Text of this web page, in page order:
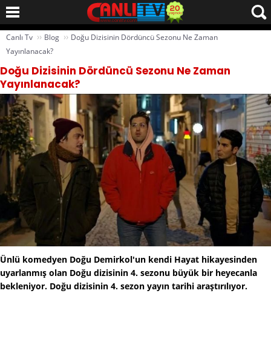
Canlı Tv ›› Blog ›› Doğu Dizisinin Dördüncü Sezonu Ne Zaman
Yayınlanacak?
Doğu Dizisinin Dördüncü Sezonu Ne Zaman
Yayınlanacak?
Ünlü komedyen Doğu Demirkol'un kendi Hayat hikayesinden
uyarlanmış olan Doğu dizisinin 4. sezonu büyük bir heyecanla
bekleniyor. Doğu dizisinin 4. sezon yayın tarihi araştırılıyor.